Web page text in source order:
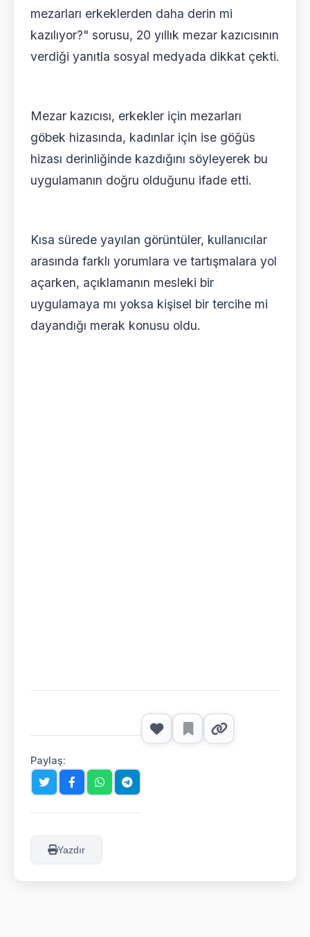
mezarları erkeklerden daha derin mi
kazılıyor?" sorusu, 20 yıllık mezar kazıcısının
verdiği yanıtla sosyal medyada dikkat çekti.
Mezar kazıcısı, erkekler için mezarları
göbek hizasında, kadınlar için ise göğüs
hizası derinliğinde kazdığını söyleyerek bu
uygulamanın doğru olduğunu ifade etti.
Kısa sürede yayılan görüntüler, kullanıcılar
arasında farklı yorumlara ve tartışmalara yol
açarken, açıklamanın mesleki bir
uygulamaya mı yoksa kişisel bir tercihe mi
dayandığı merak konusu oldu.
Paylaş:
Yazdır